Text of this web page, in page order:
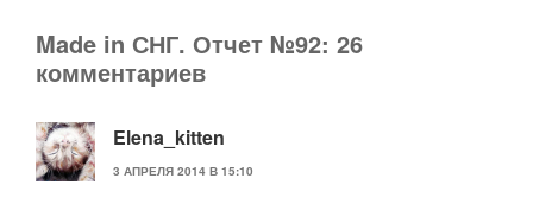
Made in СНГ. Отчет №92: 26
комментариев
Elena_kitten
3 АПРЕЛЯ 2014 В 15:10